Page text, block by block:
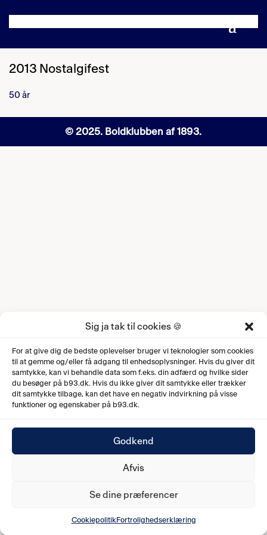
Sig ja tak til cookies 🍪
For at give dig de bedste oplevelser bruger vi teknologier som cookies
til at gemme og/eller få adgang til enhedsoplysninger. Hvis du giver dit
samtykke, kan vi behandle data som f.eks. din adfærd og hvilke sider
du besøger på b93.dk. Hvis du ikke giver dit samtykke eller trækker
dit samtykke tilbage, kan det have en negativ indvirkning på visse
funktioner og egenskaber på b93.dk.
Godkend
Afvis
Se dine præferencer
CookiepolitikFortrolighedserklæring
2013 Nostalgifest
50 år
© 2025. Boldklubben af 1893.